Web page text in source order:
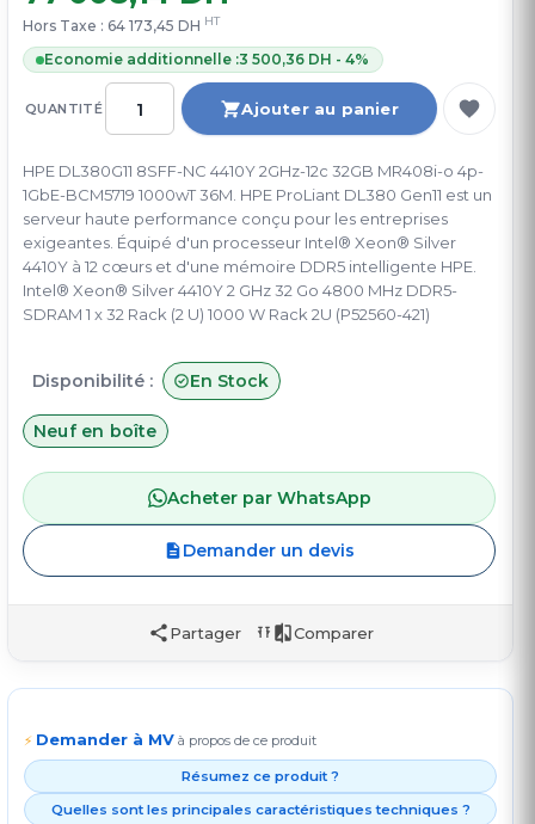
QUANTITÉ Ajouter au panier
Hors Taxe : 64 173,45 DH HT
Economie additionnelle :3 500,36 DH - 4%
HPE DL380G11 8SFF-NC 4410Y 2GHz-12c 32GB MR408i-o 4p-
1GbE-BCM5719 1000wT 36M. HPE ProLiant DL380 Gen11 est un
serveur haute performance conçu pour les entreprises
exigeantes. Équipé d'un processeur Intel® Xeon® Silver
4410Y à 12 cœurs et d'une mémoire DDR5 intelligente HPE.
Intel® Xeon® Silver 4410Y 2 GHz 32 Go 4800 MHz DDR5-
SDRAM 1 x 32 Rack (2 U) 1000 W Rack 2U (P52560-421)
Disponibilité : En Stock
Neuf en boîte
Acheter par WhatsApp
Demander un devis
Partager Comparer
⚡ Demander à MV à propos de ce produit
Résumez ce produit ?
Quelles sont les principales caractéristiques techniques ?